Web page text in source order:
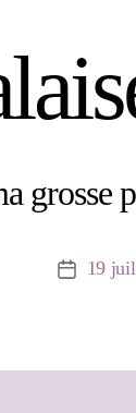
grosse
Date19